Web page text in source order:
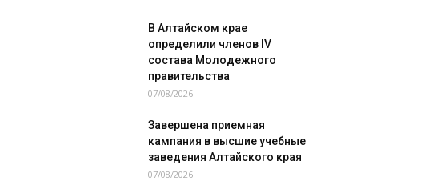
В Алтайском крае
определили членов IV
состава Молодежного
правительства
07/08/2026
Завершена приемная
кампания в высшие учебные
заведения Алтайского края
07/08/2026